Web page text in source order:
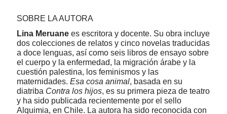
SOBRE LA AUTORA
Lina Meruane es escritora y docente. Su obra incluye
dos colecciones de relatos y cinco novelas traducidas
a doce lenguas, así como seis libros de ensayo sobre
el cuerpo y la enfermedad, la migración árabe y la
cuestión palestina, los feminismos y las
maternidades. Esa cosa animal, basada en su
diatriba Contra los hijos, es su primera pieza de teatro
y ha sido publicada recientemente por el sello
Alquimia, en Chile. La autora ha sido reconocida con